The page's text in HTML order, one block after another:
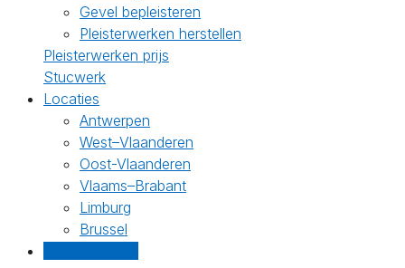
Gevel bepleisteren
Pleisterwerken herstellen
Pleisterwerken prijs
Stucwerk
Locaties
Antwerpen
West–Vlaanderen
Oost-Vlaanderen
Vlaams–Brabant
Limburg
Brussel